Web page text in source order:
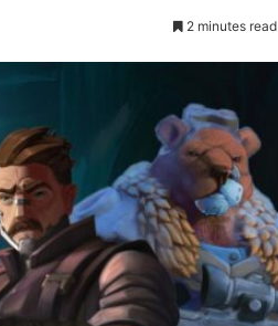
2 minutes read